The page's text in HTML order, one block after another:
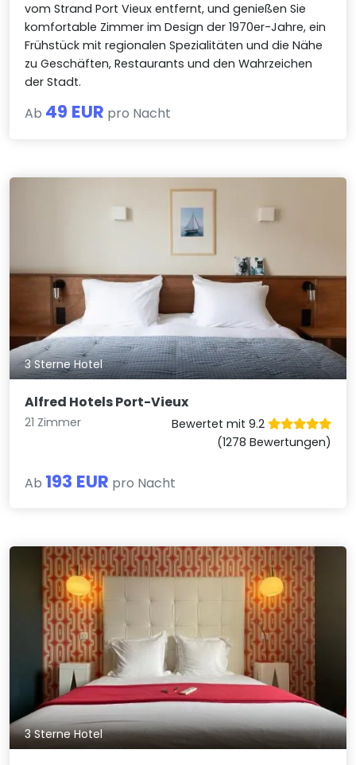
vom Strand Port Vieux entfernt, und genießen Sie
komfortable Zimmer im Design der 1970er-Jahre, ein
Frühstück mit regionalen Spezialitäten und die Nähe
zu Geschäften, Restaurants und den Wahrzeichen
der Stadt.
Ab 49 EUR pro Nacht
3 Sterne Hotel
Alfred Hotels Port-Vieux
21 Zimmer
Bewertet mit 9.2
(1278 Bewertungen)
Ab 193 EUR pro Nacht
3 Sterne Hotel